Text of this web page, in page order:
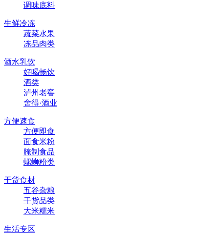
调味底料
生鲜冷冻
蔬菜水果
冻品肉类
酒水乳饮
好喝畅饮
酒类
泸州老窖
舍得·酒业
方便速食
方便即食
面食米粉
腌制食品
螺蛳粉类
干货食材
五谷杂粮
干货品类
大米糯米
生活专区